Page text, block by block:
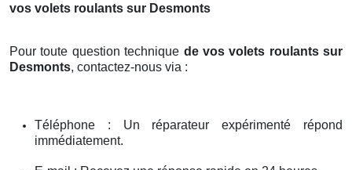
vos volets roulants sur Desmonts
Pour toute question technique de vos volets roulants sur
Desmonts, contactez-nous via :
Téléphone : Un réparateur expérimenté répond
immédiatement.